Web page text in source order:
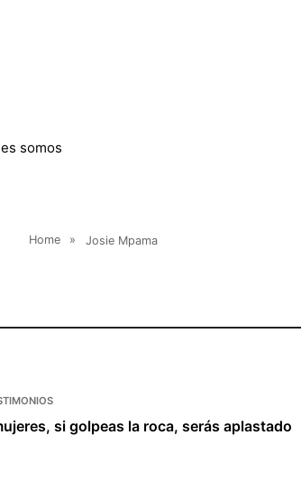
somos
Home » Josie Mpama
si golpeas la roca, serás aplastado